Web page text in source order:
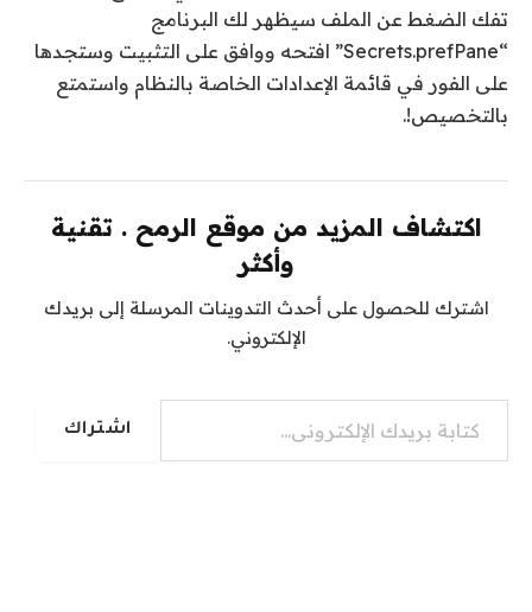
تفك الضغط عن الملف سيظهر لك البرنامج
“Secrets.prefPane” افتحه ووافق على التثبيت وستجدها
على الفور في قائمة الإعدادات الخاصة بالنظام واستمتع
بالتخصيص!.
اكتشاف المزيد من موقع الرمح . تقنية
وأكثر
اشترك للحصول على أحدث التدوينات المرسلة إلى بريدك
الإلكتروني.
كتابة بريدك الإلكتروني...
اشتراك